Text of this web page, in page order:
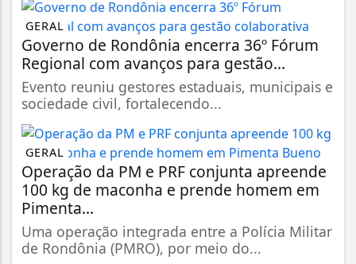
GERAL
Governo de Rondônia encerra 36º Fórum
Regional com avanços para gestão...
Evento reuniu gestores estaduais, municipais e
sociedade civil, fortalecendo...
GERAL
Operação da PM e PRF conjunta apreende
100 kg de maconha e prende homem em
Pimenta...
Uma operação integrada entre a Polícia Militar
de Rondônia (PMRO), por meio do...